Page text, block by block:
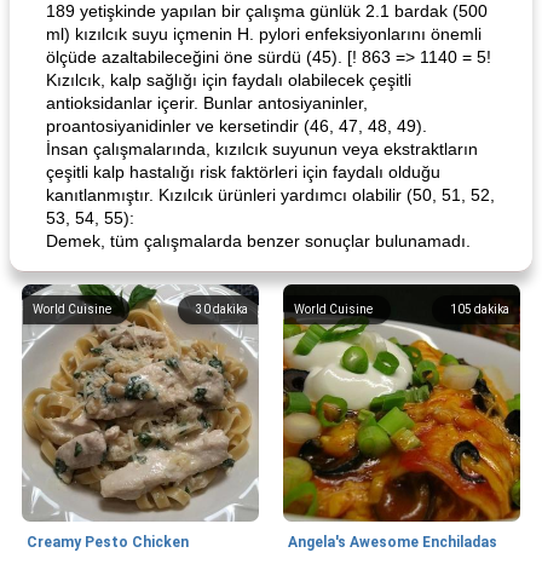
189 yetişkinde yapılan bir çalışma günlük 2.1 bardak (500
ml) kızılcık suyu içmenin H. pylori enfeksiyonlarını önemli
ölçüde azaltabileceğini öne sürdü (45). [! 863 => 1140 = 5!
Kızılcık, kalp sağlığı için faydalı olabilecek çeşitli
antioksidanlar içerir. Bunlar antosiyaninler,
proantosiyanidinler ve kersetindir (46, 47, 48, 49).
İnsan çalışmalarında, kızılcık suyunun veya ekstraktların
çeşitli kalp hastalığı risk faktörleri için faydalı olduğu
kanıtlanmıştır. Kızılcık ürünleri yardımcı olabilir (50, 51, 52,
53, 54, 55):
Demek, tüm çalışmalarda benzer sonuçlar bulunamadı.
30dakika
World Cuisine
Creamy Pesto Chicken
105 dakika
World Cuisine
Angela's Awesome Enchiladas